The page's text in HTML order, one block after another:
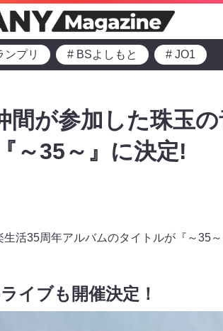
ンプリ # BSよしもと # JO1
間が参加した珠玉
～35～』に決定!
活35周年アルバムのタイトルが『～35～
イブも開催決定！